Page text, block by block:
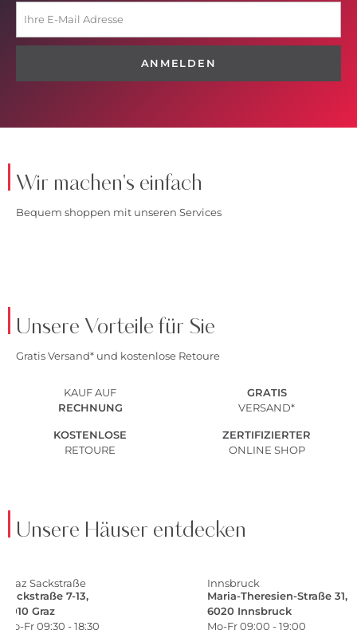
ANMELDEN
Wir machen's einfach
Bequem shoppen mit unseren Services
Unsere Vorteile für Sie
Gratis Versand* und kostenlose Retoure
KAUF AUF
RECHNUNG
GRATIS
VERSAND*
KOSTENLOSE
RETOURE
ZERTIFIZIERTER
ONLINE SHOP
Unsere Häuser entdecken
Graz Sackstraße
Sackstraße 7-13,
8010 Graz
Mo-Fr 09:30 - 18:30
Innsbruck
Maria-Theresien-Straße 31,
6020 Innsbruck
Mo-Fr 09:00 - 19:00